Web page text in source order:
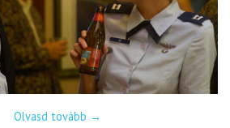
Olvasd tovább →